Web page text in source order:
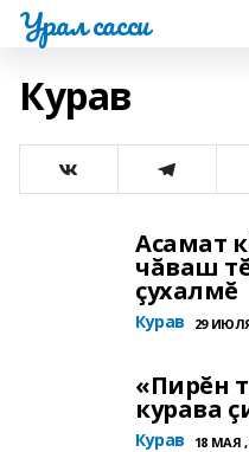
Урал сасси
Курав
Асамат
чăваш
çухалмĕ
Курав 29
«Пирĕн
курава
Курав 18 МАЯ ,